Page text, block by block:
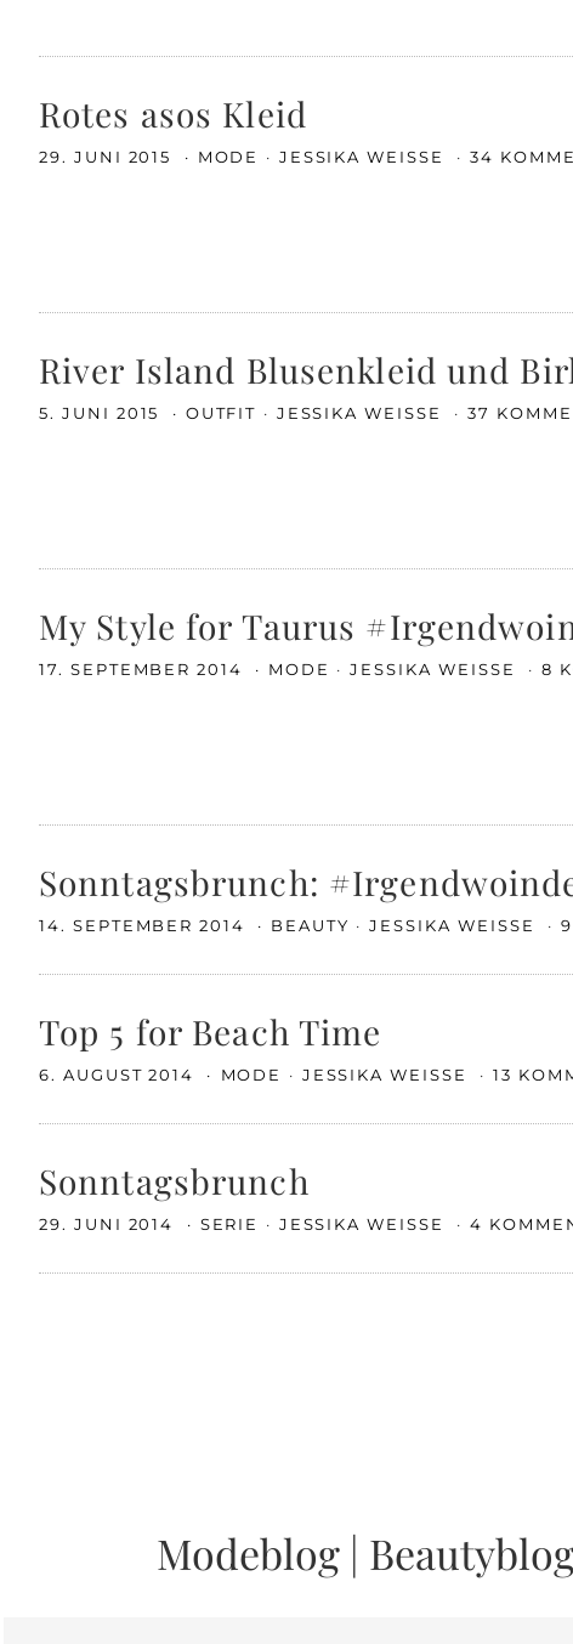
Rotes asos Kleid
29. JUNI 2015 MODE JESSIKA WEISSE 34
River Island Blusenkleid und
5. JUNI 2015 OUTFIT JESSIKA WEISSE 37
My Style for Taurus
17. SEPTEMBER 2014 MODE JESSIKA WEISSE 8
Sonntagsbrunch:
14. SEPTEMBER 2014 BEAUTY JESSIKA WEISSE
Top 5 for Beach Time
6. AUGUST 2014 MODE JESSIKA WEISSE 13
Sonntagsbrunch
29. JUNI 2014 SERIE JESSIKA WEISSE 4
Modeblog |